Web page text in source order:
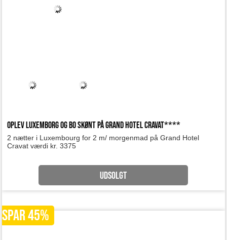
Oplev Luxemborg og bo skønt på Grand Hotel Cravat****
UDSOLGT
SPAR 45%